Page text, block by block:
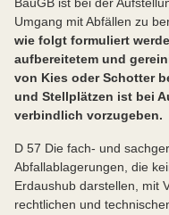
Umgang mit Abfällen zu
wie folgt formuliert
aufbereitetem und
von Kies oder Schotter
und Stellplätzen ist bei
verbindlich vorzugeben.
D 57 Die fach- und
Abfallablagerungen, die
Erdaushub darstellen, mit
rechtlichen und